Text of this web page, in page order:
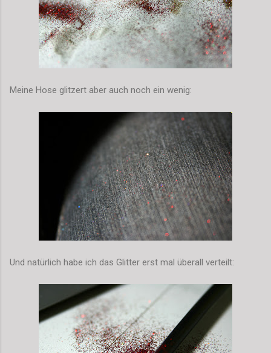
Meine Hose glitzert aber auch noch ein wenig:
Und natürlich habe ich das Glitter erst mal überall verteilt: